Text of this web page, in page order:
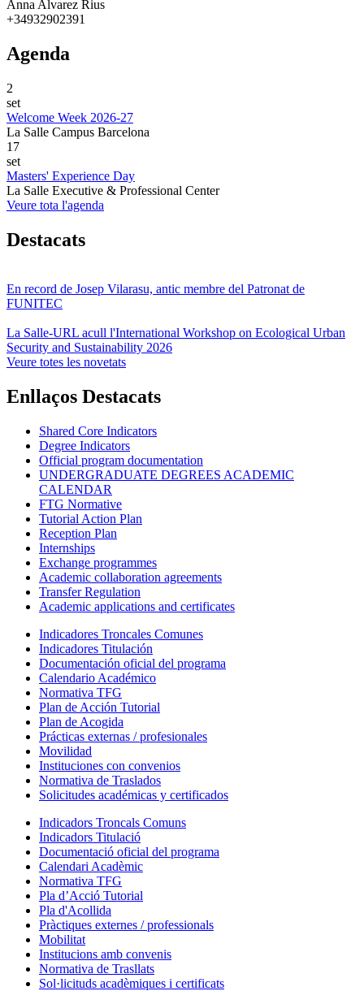
Anna Alvarez Rius
+34932902391
Agenda
2
set
Welcome Week 2026-27
La Salle Campus Barcelona
17
set
Masters' Experience Day
La Salle Executive & Professional Center
Veure tota l'agenda
Destacats
En record de Josep Vilarasu, antic membre del Patronat de
FUNITEC
La Salle-URL acull l'International Workshop on Ecological Urban
Security and Sustainability 2026
Veure totes les novetats
Enllaços Destacats
Shared Core Indicators
Degree Indicators
Official program documentation
UNDERGRADUATE DEGREES ACADEMIC
CALENDAR
FTG Normative
Tutorial Action Plan
Reception Plan
Internships
Exchange programmes
Academic collaboration agreements
Transfer Regulation
Academic applications and certificates
Indicadores Troncales Comunes
Indicadores Titulación
Documentación oficial del programa
Calendario Académico
Normativa TFG
Plan de Acción Tutorial
Plan de Acogida
Prácticas externas / profesionales
Movilidad
Instituciones con convenios
Normativa de Traslados
Solicitudes académicas y certificados
Indicadors Troncals Comuns
Indicadors Titulació
Documentació oficial del programa
Calendari Acadèmic
Normativa TFG
Pla d’Acció Tutorial
Pla d'Acollida
Pràctiques externes / professionals
Mobilitat
Institucions amb convenis
Normativa de Trasllats
Sol·licituds acadèmiques i certificats